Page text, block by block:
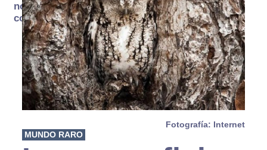
no se
consume
Fotografía: Internet
MUNDO RARO